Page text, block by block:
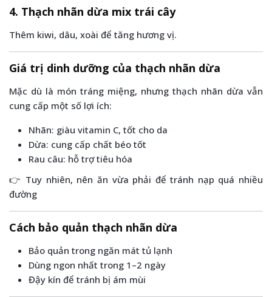
4. Thạch nhãn dừa mix trái cây
Thêm kiwi, dâu, xoài để tăng hương vị.
Giá trị dinh dưỡng của thạch nhãn dừa
Mặc dù là món tráng miệng, nhưng thạch nhãn dừa vẫn
cung cấp một số lợi ích:
Nhãn: giàu vitamin C, tốt cho da
Dừa: cung cấp chất béo tốt
Rau câu: hỗ trợ tiêu hóa
👉 Tuy nhiên, nên ăn vừa phải để tránh nạp quá nhiều
đường
Cách bảo quản thạch nhãn dừa
Bảo quản trong ngăn mát tủ lạnh
Dùng ngon nhất trong 1–2 ngày
Đậy kín để tránh bị ám mùi